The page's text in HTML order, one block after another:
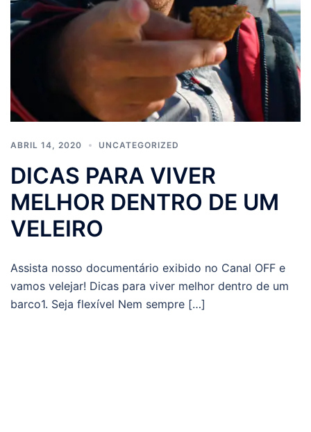
ABRIL 14, 2020 UNCATEGORIZED
DICAS PARA VIVER
MELHOR DENTRO DE UM
VELEIRO
Assista nosso documentário exibido no Canal OFF e
vamos velejar! Dicas para viver melhor dentro de um
barco1. Seja flexível Nem sempre […]